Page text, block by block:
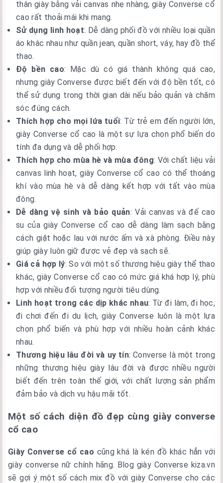
thân giày bằng vải canvas nhẹ nhàng, giày Converse cổ
cao rất thoải mái khi mang.
Sử dụng linh hoạt: Dễ dàng phối đồ với nhiều loại quần
áo khác nhau như quần jean, quần short, váy, hay đồ thể
thao.
Độ bền cao: Mặc dù có giá thành không quá cao,
nhưng giày Converse được biết đến với độ bền tốt, có
thể sử dụng trong thời gian dài nếu bảo quản và chăm
sóc đúng cách.
Thích hợp cho mọi lứa tuổi: Từ trẻ em đến người lớn,
giày Converse cổ cao là một sự lựa chọn phổ biến do
tính đa dụng và dễ phối hợp.
Thích hợp cho mùa hè và mùa đông: Với chất liệu vải
canvas linh hoạt, giày Converse cổ cao có thể thoáng
khí vào mùa hè và dễ dàng kết hợp với tất vào mùa
đông.
Dễ dàng vệ sinh và bảo quản: Vải canvas và đế cao
su của giày Converse cổ cao dễ dàng làm sạch bằng
cách giặt hoặc lau với nước ấm và xà phòng. Điều này
giúp giày luôn giữ được vẻ đẹp và sạch sẽ.
Giá cả hợp lý: So với một số thương hiệu giày thể thao
khác, giày Converse cổ cao có mức giá khá hợp lý, phù
hợp với nhiều đối tượng người tiêu dùng.
Linh hoạt trong các dịp khác nhau: Từ đi làm, đi học,
đi chơi đến đi du lịch, giày Converse luôn là một lựa
chọn phổ biến và phù hợp với nhiều hoàn cảnh khác
nhau.
Thương hiệu lâu đời và uy tín: Converse là một trong
những thương hiệu giày lâu đời và được nhiều người
biết đến trên toàn thế giới, với chất lượng sản phẩm
đảm bảo và dịch vụ hậu mãi tốt.
Một số cách diện đồ đẹp cùng giày converse
cổ cao
Giày Converse cổ cao cũng khá là kén đồ khác hẳn với
giày converse nữ chính hãng. Blog giày Converse kiza.vn
sẽ gợi ý một số cách mix đồ với giày Converse cho các